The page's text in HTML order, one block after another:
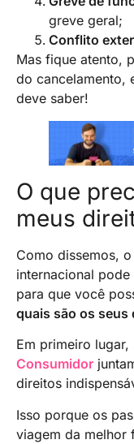
greve geral;
Conflito
Mas fique atento,
do cancelamento,
deve saber!
O que
meus
Como dissemos,
internacional
para que você
quais são os seus
Em primeiro lugar,
Consumidor
direitos
Isso porque os
viagem da melhor